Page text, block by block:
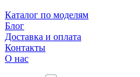
Каталог по моделям
Блог
Доставка и оплата
Контакты
О нас